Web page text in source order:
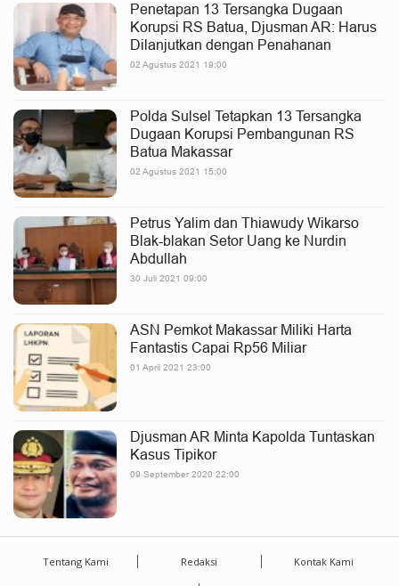
Penetapan 13 Tersangka Dugaan
Korupsi RS Batua, Djusman AR: Harus
Dilanjutkan dengan Penahanan
02 Agustus 2021 19:00
Polda Sulsel Tetapkan 13 Tersangka
Dugaan Korupsi Pembangunan RS
Batua Makassar
02 Agustus 2021 15:00
Petrus Yalim dan Thiawudy Wikarso
Blak-blakan Setor Uang ke Nurdin
Abdullah
30 Juli 2021 09:00
ASN Pemkot Makassar Miliki Harta
Fantastis Capai Rp56 Miliar
01 April 2021 23:00
Djusman AR Minta Kapolda Tuntaskan
Kasus Tipikor
09 September 2020 22:00
Tentang Kami Redaksi Kontak Kami